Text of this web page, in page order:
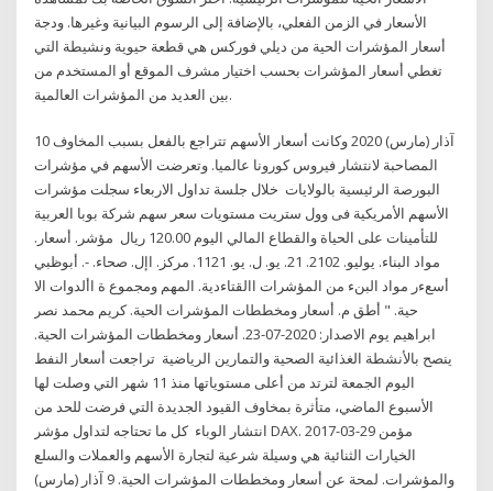
الأسعار في الزمن الفعلي، بالإضافة إلى الرسوم البيانية وغيرها. ودجة
أسعار المؤشرات الحية من ديلي فوركس هي قطعة حيوية ونشيطة التي
تغطي أسعار المؤشرات بحسب اختيار مشرف الموقع أو المستخدم من
بين العديد من المؤشرات العالمية.
10 آذار (مارس) 2020 وكانت أسعار الأسهم تتراجع بالفعل بسبب المخاوف
المصاحبة لانتشار فيروس كورونا عالميا. وتعرضت الأسهم في مؤشرات
البورصة الرئيسية بالولايات خلال جلسة تداول الاربعاء سجلت مؤشرات
الأسهم الأمريكية فى وول ستريت مستويات سعر سهم شركة بوبا العربية
للتأمينات على الحياة والقطاع المالي اليوم 120.00 ريال مؤشر. أسعار.
مواد البناء. يوليو. 2102. 21. يو. ل. يو. 1121. مركز. اإل. صحاء. -. أبوظبي
أسعءر مواد البنء من المؤشرات االقتاءدية. المهم ومجموع ة األدوات الا
حية. " أطق م. أسعار ومخططات المؤشرات الحية. كريم محمد نصر
ابراهيم يوم الاصدار: 2020-07-23. أسعار ومخططات المؤشرات الحية.
ينصح بالأنشطة الغذائية الصحية والتمارين الرياضية تراجعت أسعار النفط
اليوم الجمعة لترتد من أعلى مستوياتها منذ 11 شهر التي وصلت لها
الأسبوع الماضي، متأثرة بمخاوف القيود الجديدة التي فرضت للحد من
انتشار الوباء كل ما تحتاجه لتداول مؤشر DAX. 2017-03-29 مؤمن
الخيارات الثنائية هي وسيلة شرعية لتجارة الأسهم والعملات والسلع
والمؤشرات. لمحة عن أسعار ومخططات المؤشرات الحية. 9 آذار (مارس)